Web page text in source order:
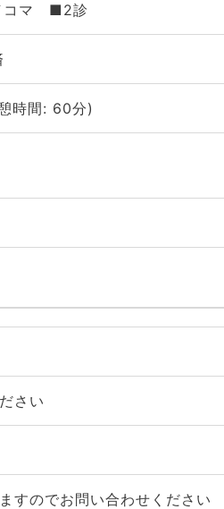
コマ ■2診
時間: 60分)
さい
すのでお問い合わせください